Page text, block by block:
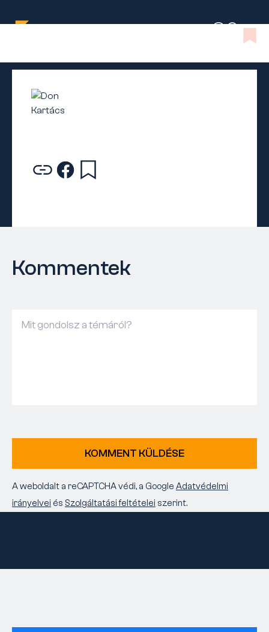
Kommentek
KOMMENT KÜLDÉSE
A weboldalt a reCAPTCHA védi, a Google Adatvédelmi
irányelvei és Szolgáltatási feltételei szerint.